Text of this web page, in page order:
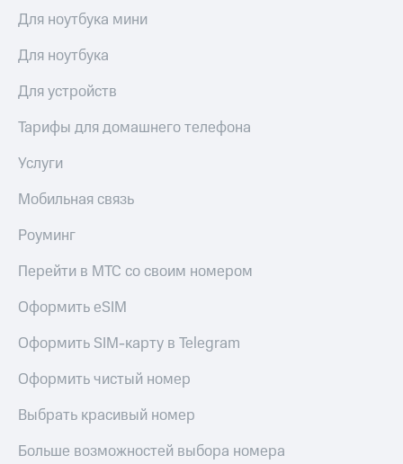
Для ноутбука мини
Для ноутбука
Для устройств
Тарифы для домашнего телефона
Услуги
Мобильная связь
Роуминг
Перейти в МТС со своим номером
Оформить eSIM
Оформить SIM-карту в Telegram
Оформить чистый номер
Выбрать красивый номер
Больше возможностей выбора номера